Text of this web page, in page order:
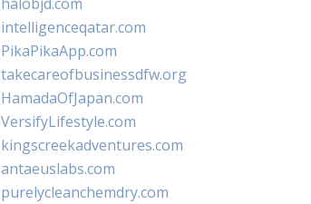
intelligenceqatar.com
PikaPikaApp.com
takecareofbusinessdfw.org
HamadaOfJapan.com
VersifyLifestyle.com
kingscreekadventures.com
antaeuslabs.com
purelycleanchemdry.com